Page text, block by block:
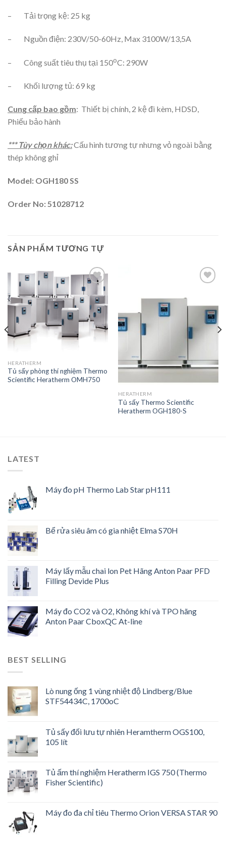
– Tải trọng kệ: 25 kg
– Nguồn điện: 230V/50-60Hz, Max 3100W/13,5A
– Công suất tiêu thụ tại 150oC: 290W
– Khối lượng tủ: 69 kg
Cung cấp bao gồm: Thiết bị chính, 2 kệ đi kèm, HDSD,
Phiếu bảo hành
*** Tùy chọn khác:Cấu hình tương tự nhưng vỏ ngoài bằng
thép không ghỉ
Model: OGH180 SS
Order No: 51028712
SẢN PHẨM TƯƠNG TỰ
Add to
Wishlist
HERATHERM
Tủ sấy phòng thí nghiệm Thermo
Scientific Heratherm OMH750
Add to
Wishlist
HERATHERM
Tủ sấy Thermo Scientific
Heratherm OGH180-S
LATEST
Máy đo pH Thermo Lab Star pH111
Bể rửa siêu âm có gia nhiệt Elma S70H
Máy lấy mẫu chai lon Pet Hãng Anton Paar PFD
Filling Devide Plus
Máy đo CO2 và O2, Không khí và TPO hãng
Anton Paar CboxQC At-line
BEST SELLING
Lò nung ống 1 vùng nhiệt độ Lindberg/Blue
STF54434C, 1700oC
Tủ sấy đối lưu tự nhiên Heramtherm OGS100,
105 lít
Tủ ấm thí nghiệm Heratherm IGS 750 (Thermo
Fisher Scientific)
Máy đo đa chỉ tiêu Thermo Orion VERSA STAR 90